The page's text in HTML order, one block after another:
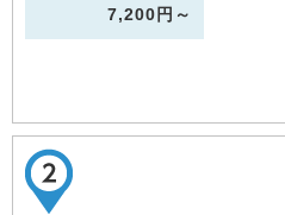
7,200円～